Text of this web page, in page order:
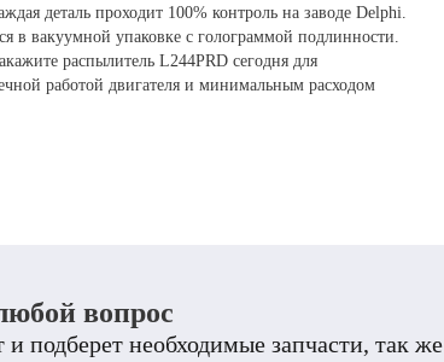
деталь проходит 100% контроль на заводе Delphi.
в вакуумной упаковке с голограммой подлинности.
распылитель L244PRD сегодня для
работой двигателя и минимальным расходом
вопрос
подберет необходимые запчасти, так же